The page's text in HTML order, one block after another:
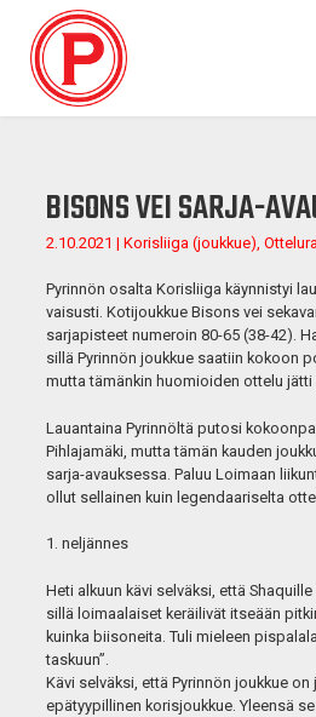
BISONS VEI SARJA-
2.10.2021 | Korisliiga (joukkue),
Pyrinnön osalta Korisliiga käynnistyi
vaisusti. Kotijoukkue Bisons vei
sarjapisteet numeroin 80-65 (38-42).
sillä Pyrinnön joukkue saatiin kokoon
mutta tämänkin huomioiden ottelu jätti
Lauantaina Pyrinnöltä putosi
Pihlajamäki, mutta tämän kauden
sarja-avauksessa. Paluu Loimaan
ollut sellainen kuin legendaariselta
1. neljännes
Heti alkuun kävi selväksi, että
sillä loimaalaiset keräilivät itseään
kuinka biisoneita. Tuli mieleen
taskuun”.
Kävi selväksi, että Pyrinnön joukkue on
epätyypillinen korisjoukkue. Yleensä